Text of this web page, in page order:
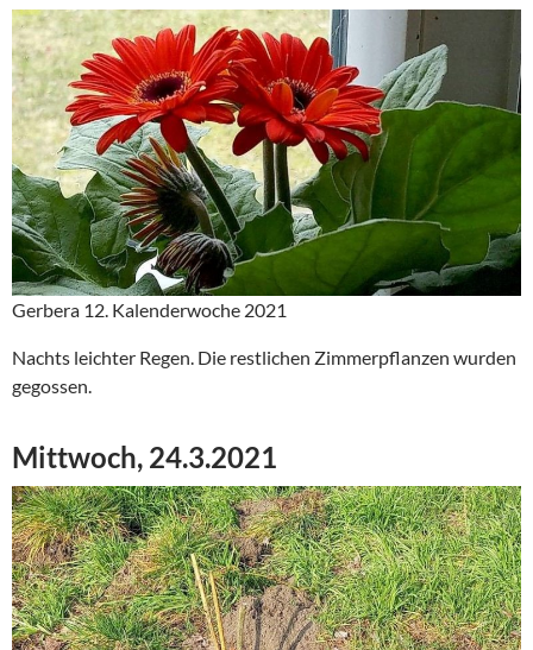
Gerbera 12. Kalenderwoche 2021
Nachts leichter Regen. Die restlichen Zimmerpflanzen wurden
gegossen.
Mittwoch, 24.3.2021